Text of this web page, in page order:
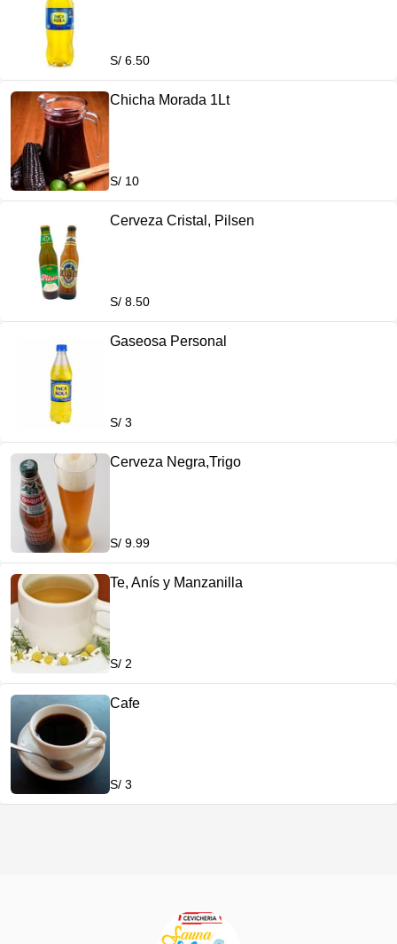
S/ 6.50
Chicha Morada 1Lt
S/ 10
Cerveza Cristal, Pilsen
S/ 8.50
Gaseosa Personal
S/ 3
Cerveza Negra,Trigo
S/ 9.99
Te, Anís y Manzanilla
S/ 2
Cafe
S/ 3